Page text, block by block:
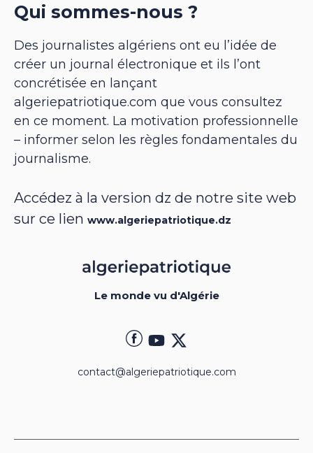
Qui sommes-nous ?
Des journalistes algériens ont eu l’idée de
créer un journal électronique et ils l’ont
concrétisée en lançant
algeriepatriotique.com que vous consultez
en ce moment. La motivation professionnelle
– informer selon les règles fondamentales du
journalisme.
Accédez à la version dz de notre site web
sur ce lien www.algeriepatriotique.dz
Le monde vu d'Algérie
contact@algeriepatriotique.com